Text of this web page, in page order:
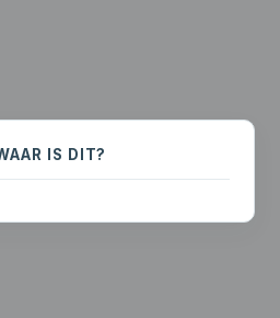
IS DIT?